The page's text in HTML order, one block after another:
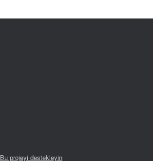
Bu projeyi destekleyin